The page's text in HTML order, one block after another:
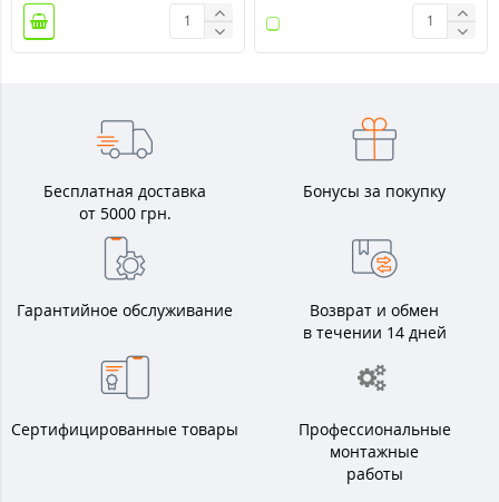
Бесплатная доставка
от 5000 грн.
Бонусы за покупку
Гарантийное обслуживание
Возврат и обмен
в течении 14 дней
Сертифицированные товары
Профессиональные
монтажные
работы